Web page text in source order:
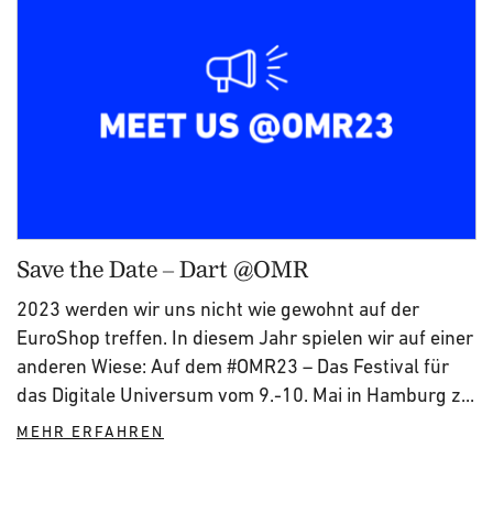
Save the Date – Dart @OMR
2023 werden wir uns nicht wie gewohnt auf der
EuroShop treffen. In diesem Jahr spielen wir auf einer
anderen Wiese: Auf dem #OMR23 – Das Festival für
das Digitale Universum vom 9.-10. Mai in Hamburg z...
MEHR ERFAHREN